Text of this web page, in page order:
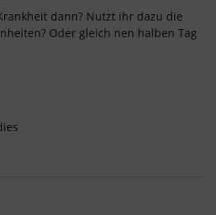
dann? Nutzt ihr dazu die
Oder gleich nen halben Tag